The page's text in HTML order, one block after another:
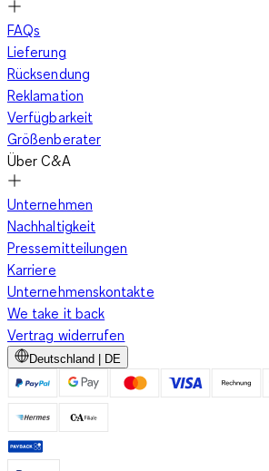
FAQs
Lieferung
Rücksendung
Reklamation
Verfügbarkeit
Größenberater
Über C&A
Unternehmen
Nachhaltigkeit
Pressemitteilungen
Karriere
Unternehmenskontakte
We take it back
Vertrag widerrufen
Deutschland | DE